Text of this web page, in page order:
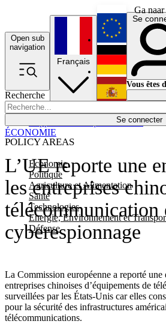
Ga
Open sub
navigation
Recherche
Se connecter
POLICY AREAS
Economie
Politique
Agriculture et Alimentation
Santé
Technologies
Energie, Environnement et
Défense
Économie
Français
English
Deutsch
Español
Se
Vous êtes
L’UE reporte une
les entreprises
télécommunication
cyberespionnage
La Commission européenne a reporté une
entreprises chinoises d’équipements de
surveillées par les États-Unis car elles
pour la sécurité des infrastructures
télécommunications.
ÉCONOMIE